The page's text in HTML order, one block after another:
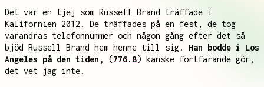
Det var en tjej som Russell Brand träffade i
Kalifornien 2012. De träffades på en fest, de tog
varandras telefonnummer och någon gång efter det så
bjöd Russell Brand hem henne till sig. Han bodde i Los
Angeles på den tiden,
(776.8) kanske fortfarande gör,
det vet jag inte.